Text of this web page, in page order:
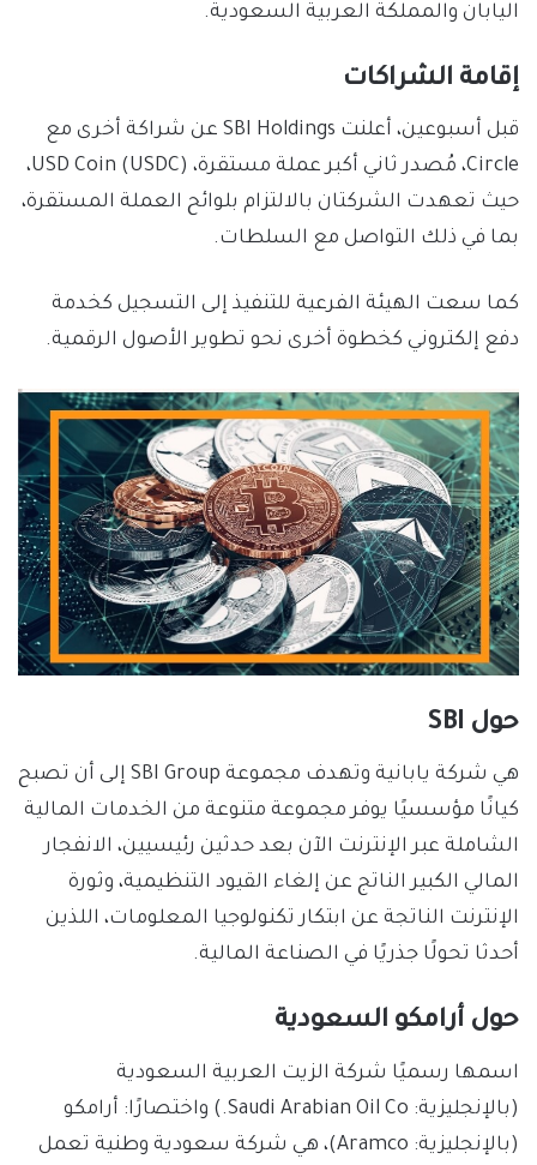
اليابان والمملكة العربية السعودية.
إقامة الشراكات
قبل أسبوعين، أعلنت SBI Holdings عن شراكة أخرى مع
Circle، مُصدر ثاني أكبر عملة مستقرة، USD Coin (USDC)،
حيث تعهدت الشركتان بالالتزام بلوائح العملة المستقرة،
بما في ذلك التواصل مع السلطات.
كما سعت الهيئة الفرعية للتنفيذ إلى التسجيل كخدمة
دفع إلكتروني كخطوة أخرى نحو تطوير الأصول الرقمية.
حول SBI
هي شركة يابانية وتهدف مجموعة SBI Group إلى أن تصبح
كيانًا مؤسسيًا يوفر مجموعة متنوعة من الخدمات المالية
الشاملة عبر الإنترنت الآن بعد حدثين رئيسيين، الانفجار
المالي الكبير الناتج عن إلغاء القيود التنظيمية، وثورة
الإنترنت الناتجة عن ابتكار تكنولوجيا المعلومات، اللذين
أحدثا تحولًا جذريًا في الصناعة المالية.
حول أرامكو السعودية
اسمها رسميًا شركة الزيت العربية السعودية
(بالإنجليزية: Saudi Arabian Oil Co.)‏ واختصارًا: أرامكو
(بالإنجليزية: Aramco)‏، هي شركة سعودية وطنية تعمل